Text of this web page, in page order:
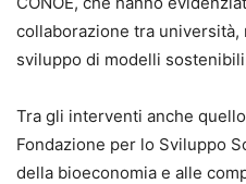
collaborazione tra
sviluppo di modelli
Tra gli interventi anche
Fondazione per lo Sviluppo
della bioeconomia e alle